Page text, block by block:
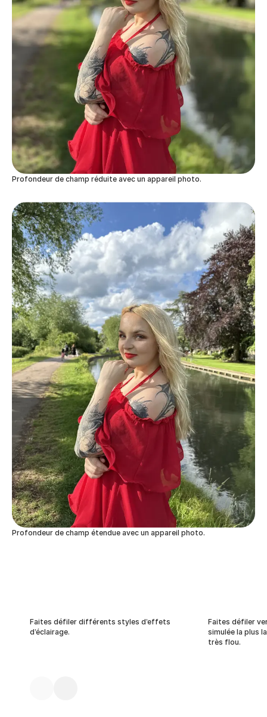
Profondeur de champ réduite avec un appareil photo.
Profondeur de champ étendue avec un appareil photo.
Faites défiler différents styles d’effets
d’éclairage.
Faites défiler
simulée la plus
très flou.